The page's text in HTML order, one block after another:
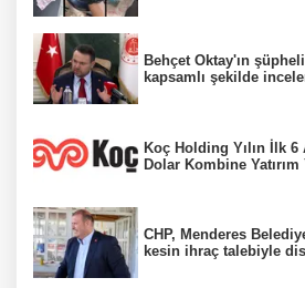
Behçet Oktay'ın
kapsamlı şekilde
Koç Holding Yılın İlk 6
Dolar Kombine Yatırım
CHP, Menderes
kesin ihraç talebiyle